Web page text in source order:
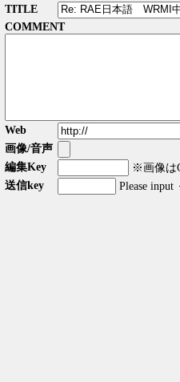
TITLE
COMMENT
Web
画像/音声
編集Key
※画像は
送信key
Please input